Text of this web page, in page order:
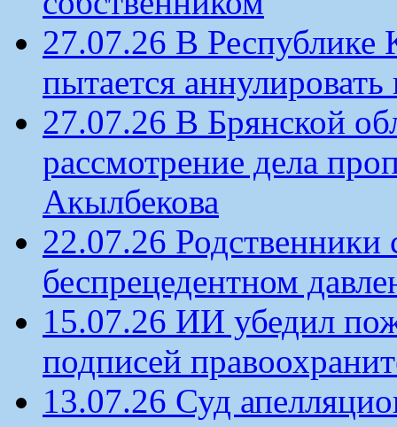
27.07.26 В
пытается аннулировать
27.07.26 В Брянской
рассмотрение дела
Акылбекова
22.07.26
беспрецедентном
15.07.26 ИИ убедил
подписей
13.07.26 Суд